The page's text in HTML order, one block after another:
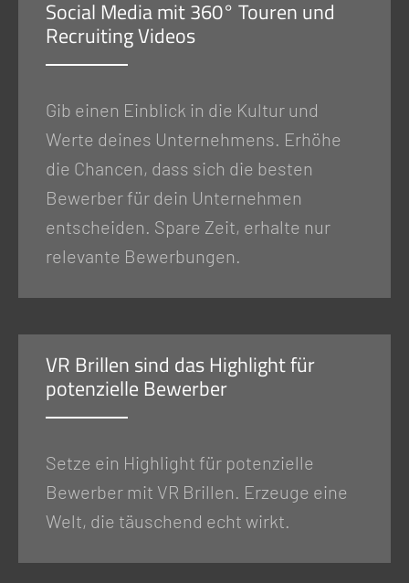
Social Media mit 360° Touren und
Recruiting Videos
Gib einen Einblick in die Kultur und
Werte deines Unternehmens. Erhöhe
die Chancen, dass sich die besten
Bewerber für dein Unternehmen
entscheiden. Spare Zeit, erhalte nur
relevante Bewerbungen.
VR Brillen sind das Highlight für
potenzielle Bewerber
Setze ein Highlight für potenzielle
Bewerber mit VR Brillen. Erzeuge eine
Welt, die täuschend echt wirkt.